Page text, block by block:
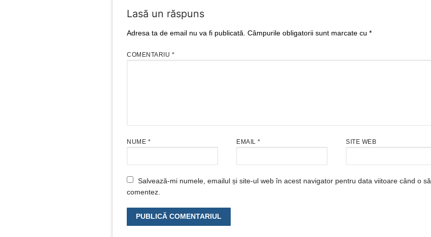
Lasă un răspuns
Adresa ta de email nu va fi publicată. Câmpurile obligatorii sunt marcate cu *
COMENTARIU *
NUME * EMAIL * SITE WEB
Salvează-mi numele, emailul și site-ul web în acest navigator pentru data viitoare când o să
comentez.